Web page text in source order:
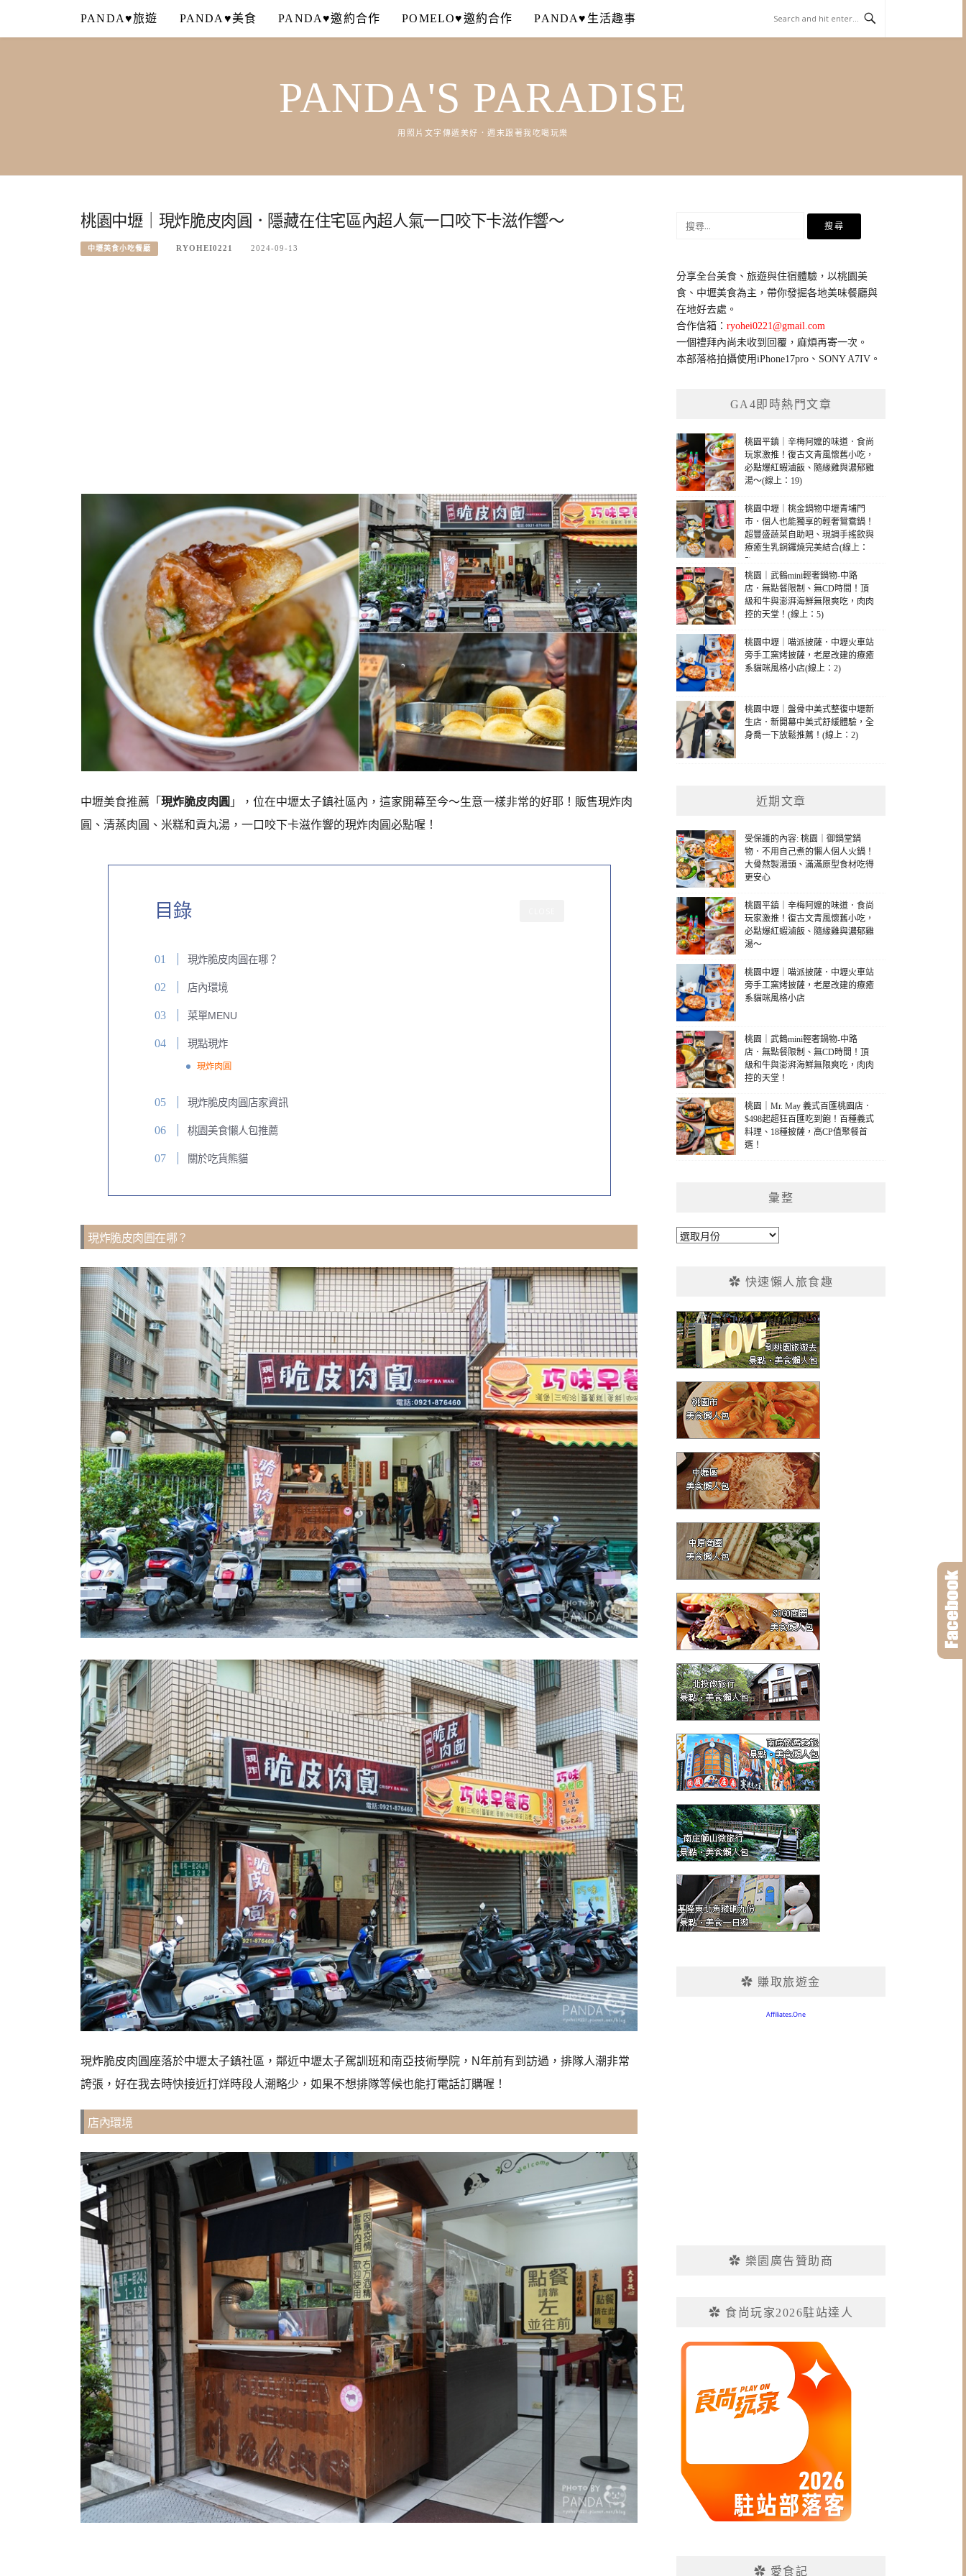
content
PANDA♥旅遊 PANDA♥美食 PANDA♥邀約合作 POMELO♥邀約合作 PANDA♥生活趣事
PANDA'S PARADISE
用照片文字傳遞美好．週末跟著我吃喝玩樂
桃園中壢｜現炸脆皮肉圓．隱藏在住宅區內超人氣一口咬下卡滋作響～
中壢美食小吃餐廳 RYOHEI0221 2024-09-13
中壢美食推薦「 現炸脆皮肉圓 」，位在中壢太子鎮社區內， 這家開幕至今～生意一樣非常的好耶！ 販售現炸肉
圓、清蒸肉圓、米糕和貢丸湯， 一口咬下卡滋作響的現炸肉圓必點喔！
目錄
現炸脆皮肉圓在哪？
店內環境
菜單MENU
現點現炸
現炸肉圓
現炸脆皮肉圓店家資訊
桃園美食懶人包推薦
關於吃貨熊貓
現炸脆皮肉圓在哪？
現炸脆皮肉圓座落於中壢太子鎮社區， 鄰近中壢太子駕訓班和南亞技術學院， N年前有到訪過，排隊人潮非常
誇張， 好在我去時快接近打烊時段人潮略少， 如果不想排隊等候也能打電話訂購喔！
店內環境
鍵
字:
分享全台美食、旅遊與住宿體驗，以桃園美
食、中壢美食為主，帶你發掘各地美味餐廳與
在地好去處。
合作信箱：ryohei0221@gmail.com
一個禮拜內尚未收到回覆，麻煩再寄一次。
本部落格拍攝使用iPhone17pro、SONY A7IV。
GA4即時熱門文章
桃園平鎮｜辛梅阿嬤的味道．食尚
玩家激推！復古文青風懷舊小吃，
必點爆紅蝦滷飯、隨緣雞與濃郁雞
湯～(線上：19)
桃園中壢｜桃金鍋物中壢青埔門
市．個人也能獨享的輕奢鴛鴦鍋！
超豐盛蔬菜自助吧、現調手搖飲與
療癒生乳銅鑼燒完美結合(線上：
5)
桃園｜武鶴mini輕奢鍋物-中路
店．無點餐限制、無CD時間！頂
級和牛與澎湃海鮮無限爽吃，肉肉
控的天堂！(線上：5)
桃園中壢｜喵派披薩．中壢火車站
旁手工窯烤披薩，老屋改建的療癒
系貓咪風格小店(線上：2)
桃園中壢｜盤骨中美式整復中壢新
生店．新開幕中美式舒緩體驗，全
身喬一下放鬆推薦！(線上：2)
近期文章
受保護的內容: 桃園｜御鍋堂鍋
物．不用自己煮的懶人個人火鍋！
大骨熬製湯頭、滿滿原型食材吃得
更安心
桃園平鎮｜辛梅阿嬤的味道．食尚
玩家激推！復古文青風懷舊小吃，
必點爆紅蝦滷飯、隨緣雞與濃郁雞
湯～
桃園中壢｜喵派披薩．中壢火車站
旁手工窯烤披薩，老屋改建的療癒
系貓咪風格小店
桃園｜武鶴mini輕奢鍋物-中路
店．無點餐限制、無CD時間！頂
級和牛與澎湃海鮮無限爽吃，肉肉
控的天堂！
桃園｜Mr. May 義式百匯桃園店．
$498起超狂百匯吃到飽！百種義式
料理、18種披薩，高CP值聚餐首
選！
彙整
彙
✿ 快速懶人旅食趣
✿ 賺取旅遊金
✿ 樂園廣告贊助商
✿ 食尚玩家2026駐站達人
✿ 愛食記